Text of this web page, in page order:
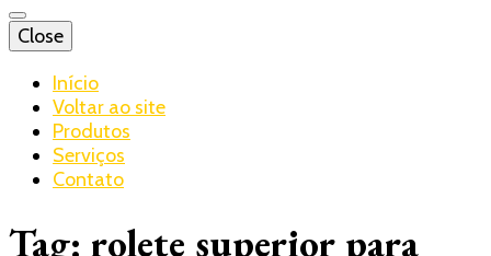
Realtrac
Blog – Realtrac
Close
Início
Voltar ao site
Produtos
Serviços
Contato
Tag: rolete superior para